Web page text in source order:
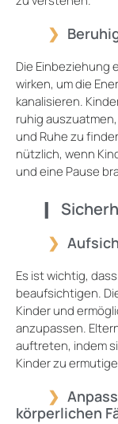
Die Einbeziehung
wirken, um die
kanalisieren.
ruhig
und Ruhe zu
nützlich, wenn
und eine Pause
Es ist wichtig,
beaufsichtigen.
Kinder und
anzupassen.
auftreten, indem
Kinder zu
körperlichen